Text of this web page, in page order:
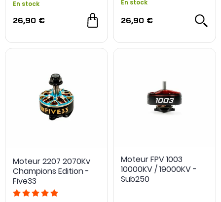
En stock
26,90 €
En stock
26,90 €
Moteur 2207 2070Kv
Champions Edition -
Five33
Moteur FPV 1003
10000KV / 19000KV -
Sub250